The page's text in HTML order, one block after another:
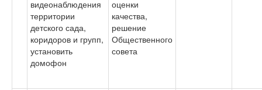
видеонаблюдения
территории
детского сада,
коридоров и групп,
установить
домофон
оценки
качества,
решение
Общественного
совета